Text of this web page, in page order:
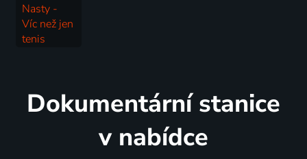
Nasty -
Víc než jen
tenis
Dokumentární stanice
v nabídce